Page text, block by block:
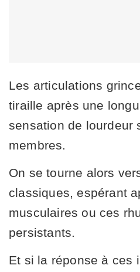
Les articulations
tiraille après une
sensation de lourdeur
membres.
On se tourne alors
classiques, espérant
musculaires ou ces
persistants.
Et si la réponse à ces